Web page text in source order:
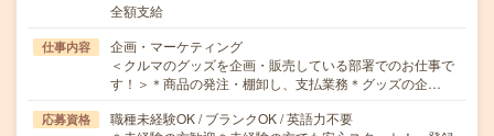
全額支給
仕事内容
企画・マーケティング
＜クルマのグッズを企画・販売している部署でのお仕事で
す！＞＊商品の発注・棚卸し、支払業務＊グッズの企…
応募資格
職種未経験OK / ブランクOK / 英語力不要